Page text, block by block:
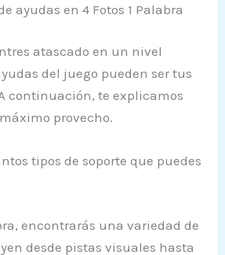
ayudas en 4 Fotos 1 Palabra
atascado en un nivel
del juego pueden ser tus
continuación, te explicamos
provecho.
tipos de soporte que puedes
encontrarás una variedad de
desde pistas visuales hasta